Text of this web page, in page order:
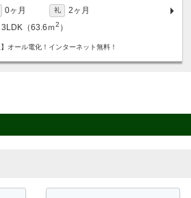
0ヶ月 礼
2ヶ月
3LDK（63.6ｍ2 ）
オール電化！インターネット無料！